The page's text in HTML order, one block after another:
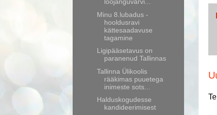
Minu 8.lubadus -
hooldusravi
kättesaadavuse
tagamine
Ligipääsetavus on
paranenud Tallinnas
Tallinna Ülikoolis
rääkimas puuetega
inimeste sots...
Halduskogudesse
kandideerimisest